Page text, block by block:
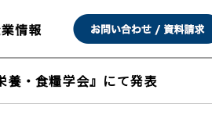
養・食糧学会』にて発表